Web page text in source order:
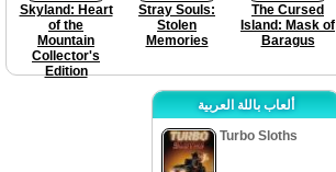
Skyland: Heart
of the
Mountain
Collector's
Edition
Stray Souls:
Stolen
Memories
The Cursed
Island: Mask of
Baragus
ألعاب باللة العربية
Turbo Sloths